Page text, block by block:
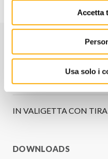
Accetta
Usa solo i
Codice:705072
IN VALIGETTA CON
DOWNLOADS